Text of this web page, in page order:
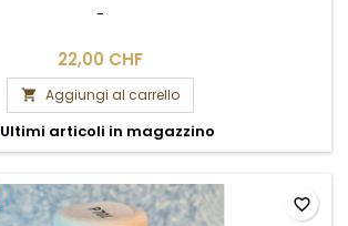
-
22,00 CHF
 Aggiungi al carrello
Ultimi articoli in magazzino
favorite_border